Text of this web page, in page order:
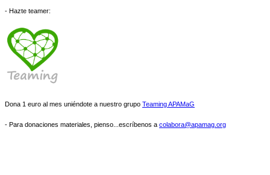
- Hazte teamer:
Dona 1 euro al mes uniéndote a nuestro grupo Teaming APAMaG
- Para donaciones materiales, pienso...escríbenos a colabora@apamag.org